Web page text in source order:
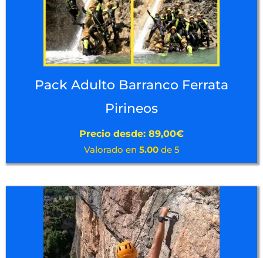
Pack Adulto Barranco Ferrata
Pirineos
Precio desde: 89,00€
Valorado en 5.00de 5